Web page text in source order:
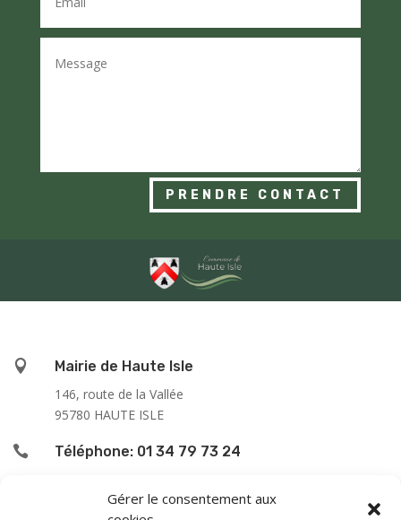
Gérer le consentement aux
PRENDRE CONTACT

Mairie de Haute Isle
146, route de la Vallée
95780 HAUTE ISLE
 Téléphone: 01 34 79 73 24
L’accueil du public se fait :